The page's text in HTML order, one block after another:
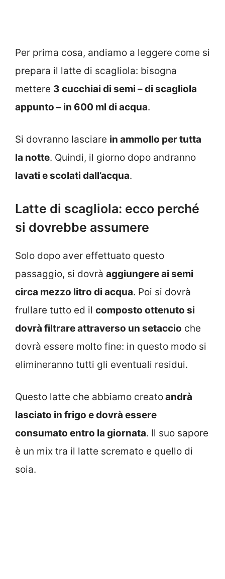
Per prima cosa, andiamo a leggere come si
prepara il latte di scagliola: bisogna
mettere 3 cucchiai di semi – di scagliola
appunto – in 600 ml di acqua.
Si dovranno lasciare in ammollo per tutta
la notte. Quindi, il giorno dopo andranno
lavati e scolati dall’acqua.
Latte di scagliola: ecco perché
si dovrebbe assumere
Solo dopo aver effettuato questo
passaggio, si dovrà aggiungere ai semi
circa mezzo litro di acqua. Poi si dovrà
frullare tutto ed il composto ottenuto si
dovrà filtrare attraverso un setaccio che
dovrà essere molto fine: in questo modo si
elimineranno tutti gli eventuali residui.
Questo latte che abbiamo creatoandrà
lasciato in frigo e dovrà essere
consumato entro la giornata. Il suo sapore
è un mix tra il latte scremato e quello di
soia.